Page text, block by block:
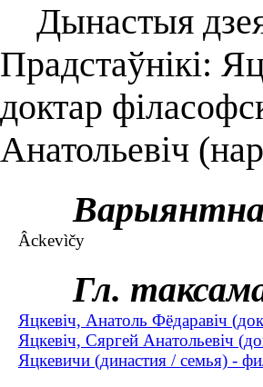
Дынастыя
Прадстаўнікі:
доктар
Анатольевіч
Âckevìčy
Гл.
Яцкевіч, Анатоль Фёдаравіч
Яцкевіч, Сяргей Анатольевіч
Яцкевичи (династия / семья) -